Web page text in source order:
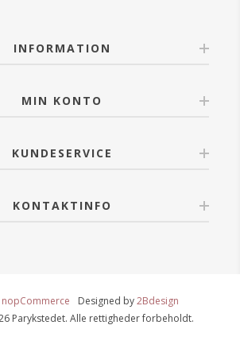
INFORMATION
MIN KONTO
KUNDESERVICE
KONTAKTINFO
nopCommerce Designed by2Bdesign
Parykstedet. Alle rettigheder forbeholdt.